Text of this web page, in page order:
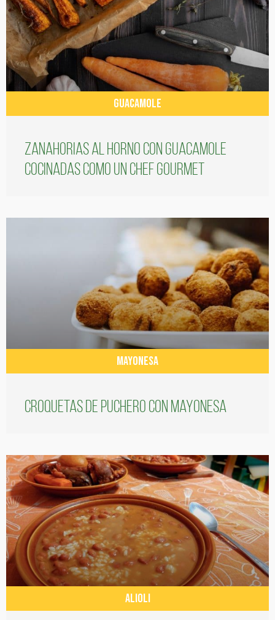
GUACAMOLE
Zanahorias al horno con guacamole
cocinadas como un chef gourmet
MAYONESA
Croquetas de puchero con Mayonesa
ALIOLI